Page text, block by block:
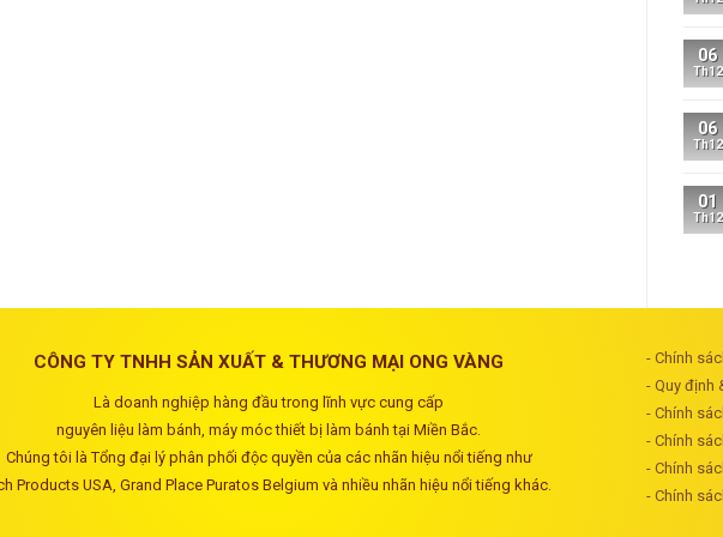
06
Th12
06
Th12
01
Th12
CÔNG TY TNHH SẢN XUẤT & THƯƠNG MẠI ONG VÀNG
Là doanh nghiệp hàng đầu trong lĩnh vực cung cấp
nguyên liệu làm bánh, máy móc thiết bị làm bánh tại Miền Bắc.
Chúng tôi là Tổng đại lý phân phối độc quyền của các nhãn hiệu nổi tiếng như
Products USA, Grand Place Puratos Belgium và nhiều nhãn hiệu nổi tiếng khác.
- Chính
- Quy định
- Chính
- Chính
- Chính
- Chính